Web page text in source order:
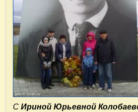
С Ириной Юрьевной